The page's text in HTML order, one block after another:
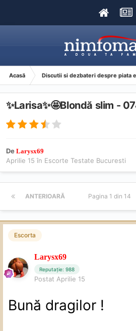
Acasă Discutii si dezbateri despre piata
✨Larisa✨🤩Blondă slim -
De Larysx69
Aprilie 15 în Escorte Testate Bucuresti
ANTERIOARĂ Pagina 1 din 14
Escorta
Larysx69
Reputație: 988
Postat Aprilie 15
Bună dragilor !